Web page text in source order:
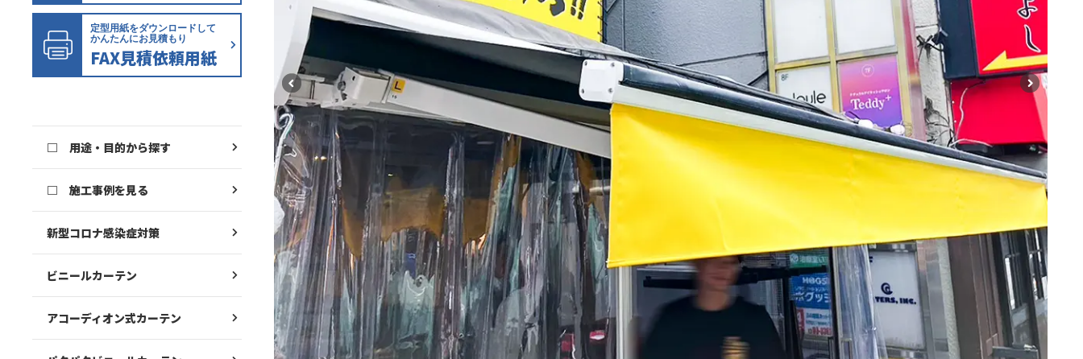
定型用紙をダウンロードして
かんたんにお見積もり
FAX見積依頼用紙
□ 用途・目的から探す
□ 施工事例を見る
新型コロナ感染症対策
ビニールカーテン
アコーディオン式カーテン